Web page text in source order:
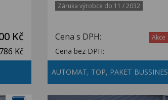
Kč
Kč
Záruka výrobce do 11 / 2032
Cena s DPH: Akce
Cena bez DPH:
AUTOMAT, TOP, PAKET BUSSINES